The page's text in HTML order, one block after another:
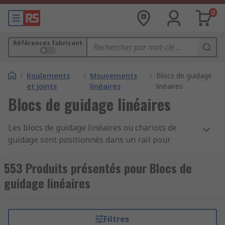
0
Références fabricant
/ Roulements
et joints
/ Mouvements
linéaires
/ Blocs de guidage
linéaires
Blocs de guidage linéaires
Les blocs de guidage linéaires ou chariots de
guidage sont positionnés dans un rail pour
mouvement unidirectionnel. Le bloc est composé
d'éléments de roulement et d'un manchon
extérieur, et le mouvement linéaire régulier
le long du rail lors du glissement.
553 Produits présentés pour Blocs de
guidage linéaires
Filtres